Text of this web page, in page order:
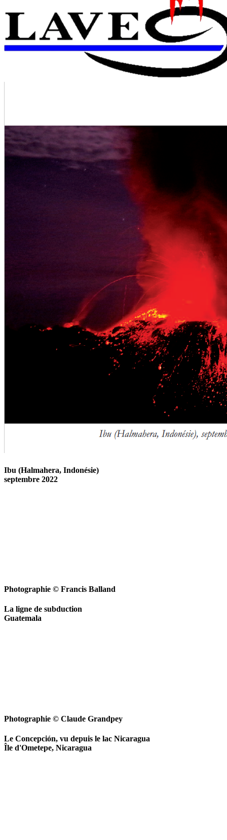
Ibu (Halmahera, Indonésie)
septembre 2022
Photographie © Francis Balland
La ligne de subduction
Guatemala
Photographie © Claude Grandpey
Le Concepción, vu depuis le lac Nicaragua
Île d'Ometepe, Nicaragua